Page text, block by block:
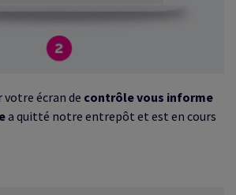
écran de contrôle vous informe
a quitté notre entrepôt et est en cours